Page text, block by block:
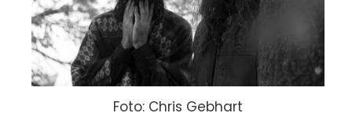
Foto: Chris Gebhart